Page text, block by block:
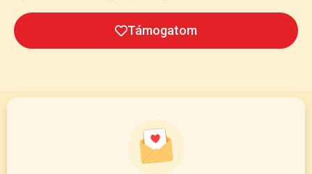
Támogatom